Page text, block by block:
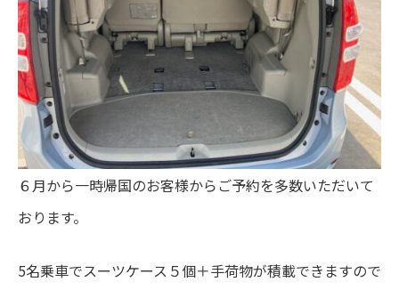
６月から一時帰国のお客様からご予約を多数いただいて
おります。
5名乗車でスーツケース５個＋手荷物が積載できますので